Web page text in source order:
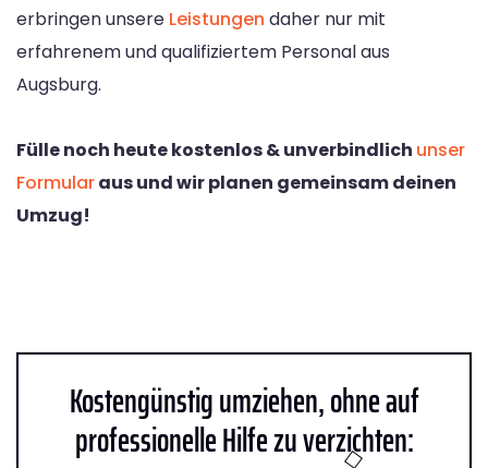
erbringen unsere Leistungen daher nur mit
erfahrenem und qualifiziertem Personal aus
Augsburg.
Fülle noch heute kostenlos & unverbindlich unser
Formularaus und wir planen gemeinsam deinen
Umzug!
Kostengünstig umziehen, ohne auf
professionelle Hilfe zu verzichten: